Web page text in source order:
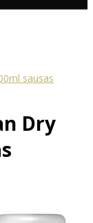
sausas
Dry